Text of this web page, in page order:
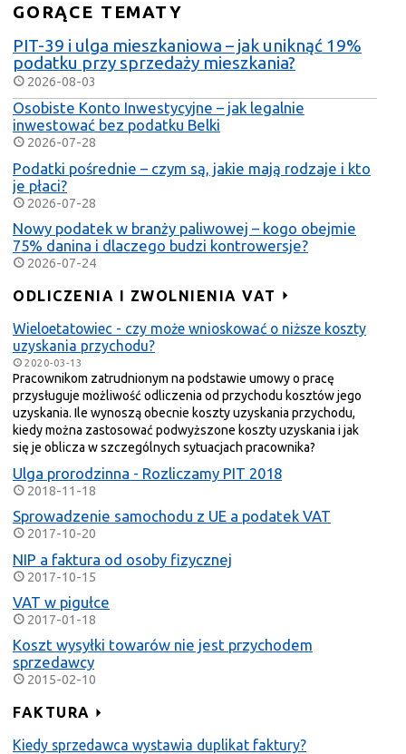
GORĄCE TEMATY
PIT-39 i ulga mieszkaniowa – jak uniknąć 19%
podatku przy sprzedaży mieszkania?
2026-08-03
Osobiste Konto Inwestycyjne – jak legalnie
inwestować bez podatku Belki
2026-07-28
Podatki pośrednie – czym są, jakie mają rodzaje i kto
je płaci?
2026-07-28
Nowy podatek w branży paliwowej – kogo obejmie
75% danina i dlaczego budzi kontrowersje?
2026-07-24
ODLICZENIA I ZWOLNIENIA VAT
Wieloetatowiec - czy może wnioskować o niższe koszty
uzyskania przychodu?
2020-03-13
Pracownikom zatrudnionym na podstawie umowy o pracę
przysługuje możliwość odliczenia od przychodu kosztów jego
uzyskania. Ile wynoszą obecnie koszty uzyskania przychodu,
kiedy można zastosować podwyższone koszty uzyskania i jak
się je oblicza w szczególnych sytuacjach pracownika?
Ulga prorodzinna - Rozliczamy PIT 2018
2018-11-18
Sprowadzenie samochodu z UE a podatek VAT
2017-10-20
NIP a faktura od osoby fizycznej
2017-10-15
VAT w pigułce
2017-01-18
Koszt wysyłki towarów nie jest przychodem
sprzedawcy
2015-02-10
FAKTURA
Kiedy sprzedawca wystawia duplikat faktury?